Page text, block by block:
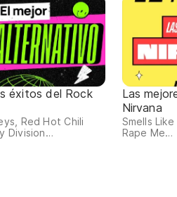
éxitos del Rock
Red Hot Chili
Division…
Las
Nirvana
Smells
Rape Me…